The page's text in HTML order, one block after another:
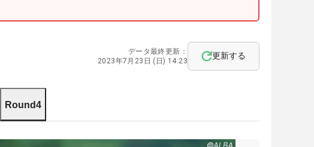
データ最終更新：
2023年7月23日 (日) 14:23
更新する
Round4